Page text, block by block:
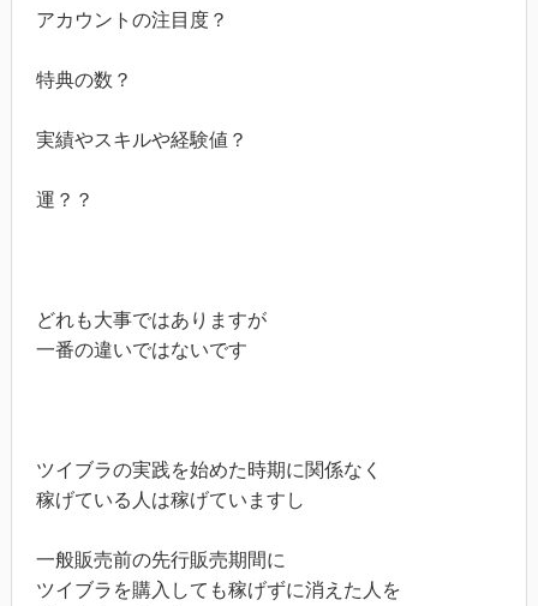
アカウントの注目度？
特典の数？
実績やスキルや経験値？
運？？
どれも大事ではありますが
一番の違いではないです
ツイブラの実践を始めた時期に関係なく
稼げている人は稼げていますし
一般販売前の先行販売期間に
ツイブラを購入しても稼げずに消えた人を